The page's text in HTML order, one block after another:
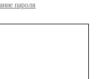
пароля